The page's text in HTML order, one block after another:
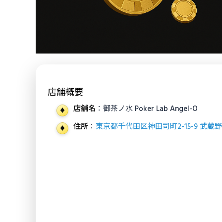
店舗概要
店舗名 ：御茶ノ水 Poker Lab Angel-O
住所 ： 東京都千代田区神田司町2-15-9 武蔵